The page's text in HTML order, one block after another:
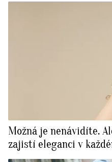
Možná je nenávidíte.
zajistí eleganci v